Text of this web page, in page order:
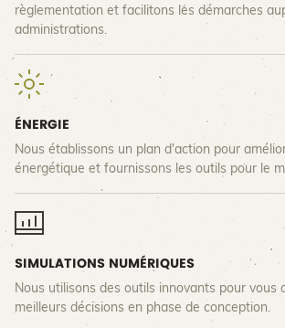
règlementation et facilitons les démarches
administrations.
ÉNERGIE
Nous établissons un plan d'action pour
énergétique et fournissons les outils pour le
SIMULATIONS NUMÉRIQUES
Nous utilisons des outils innovants pour vous
meilleurs décisions en phase de conception.